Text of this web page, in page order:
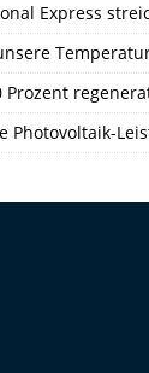
Express
Prozent
Photovoltaik-